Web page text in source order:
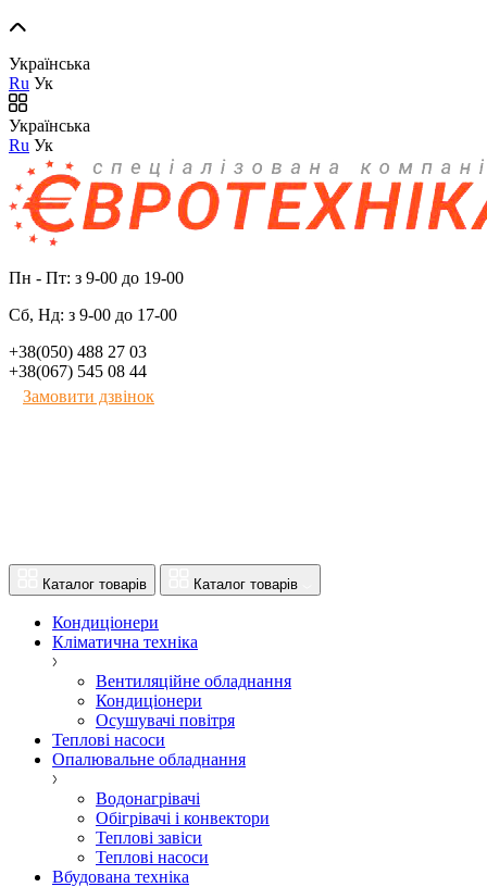
Українська
Ru Ук
Українська
Ru Ук
Пн - Пт: з 9-00 до 19-00
Сб, Нд: з 9-00 до 17-00
+38(050) 488 27 03
+38(067) 545 08 44
Замовити дзвінок
Каталог товарів Каталог товарів
Кондиціонери
Кліматична техніка
Вентиляційне обладнання
Кондиціонери
Осушувачі повітря
Теплові насоси
Опалювальне обладнання
Водонагрівачі
Обігрівачі і конвектори
Теплові завіси
Теплові насоси
Вбудована техніка